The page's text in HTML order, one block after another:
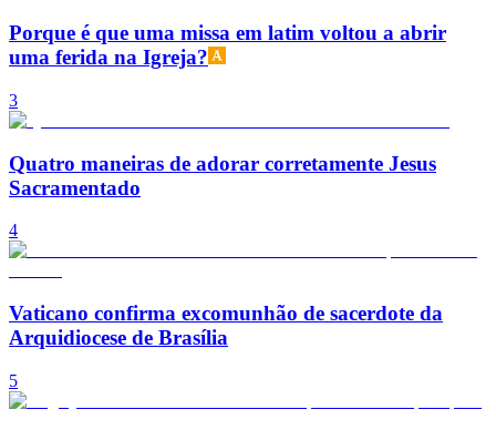
Porque é que uma missa em latim voltou a abrir
uma ferida na Igreja?
3
Quatro maneiras de adorar corretamente Jesus
Sacramentado
4
Vaticano confirma excomunhão de sacerdote da
Arquidiocese de Brasília
5